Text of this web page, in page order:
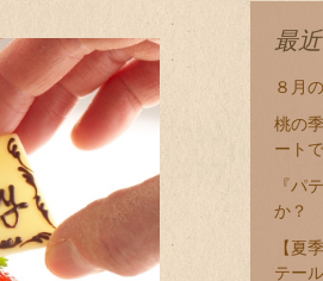
最
８月
桃の
ート
『パ
か？
【夏
テー